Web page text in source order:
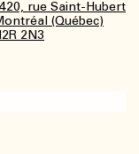
rue Saint-Hubert
(Québec)
2N3